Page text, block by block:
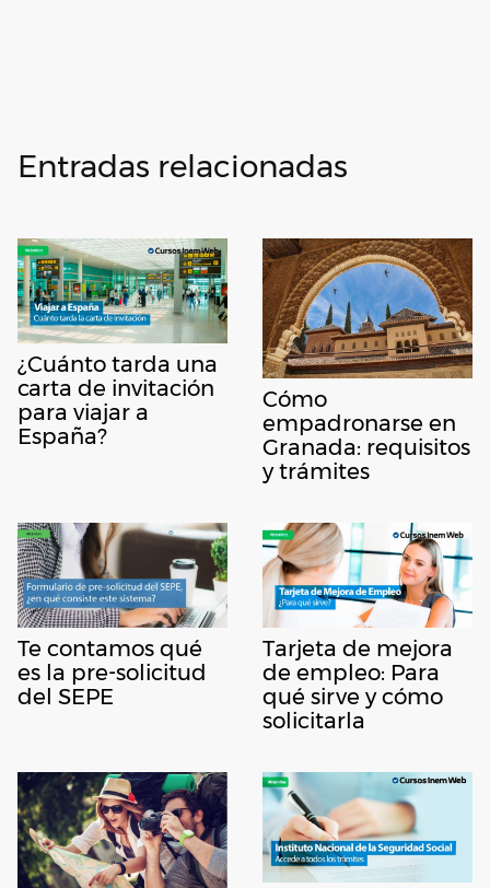
Entradas relacionadas
¿Cuánto tarda una
carta de invitación
para viajar a
España?
Cómo
empadronarse en
Granada: requisitos
y trámites
Te contamos qué
es la pre-solicitud
del SEPE
Tarjeta de mejora
de empleo: Para
qué sirve y cómo
solicitarla